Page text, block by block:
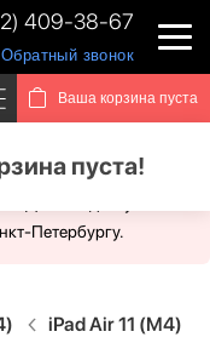
409-38-67
Обратный звонок
Ваша корзина пуста
пуста!
Для Вас доступен
Петербургу.
iPad Air 11 (M4)